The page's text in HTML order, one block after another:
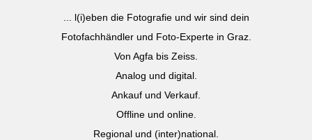
... l(i)eben die Fotografie und wir sind dein
Fotofachhändler und Foto-Experte in Graz.
Von Agfa bis Zeiss.
Analog und digital.
Ankauf und Verkauf.
Offline und online.
Regional und (inter)national.